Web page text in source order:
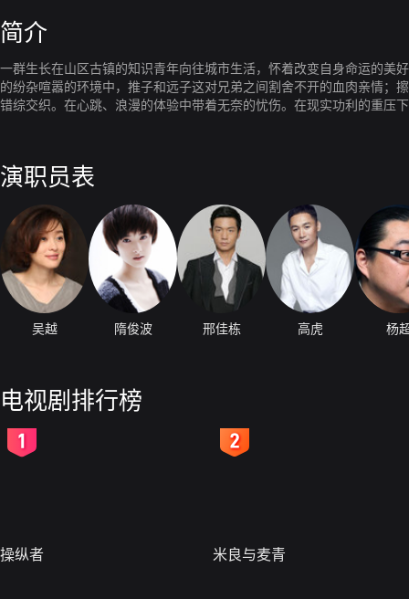
简介
一群生长在山区古镇的知识青年向往城市生活，怀着改变自身命运的
的纷杂喧嚣的环境中，推子和远子这对兄弟之间割舍不开的血肉亲情
错综交织。在心跳、浪漫的体验中带着无奈的忧伤。在现实功利的重压
演职员表
吴越 隋俊波 邢佳栋 高虎 杨
电视剧排行榜
操纵者 米良与麦青